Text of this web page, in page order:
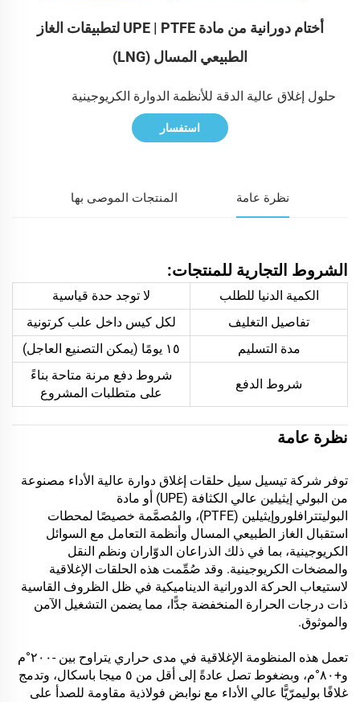
أختام دورانية من مادة UPE | PTFE لتطبيقات الغاز
الطبيعي المسال (LNG)
حلول إغلاق عالية الدقة للأنظمة الدوارة الكريوجينية
استفسار
نظرة عامة المنتجات الموصى بها
الشروط التجارية للمنتجات:
الكمية الدنيا للطلب
لا توجد حدة قياسية
تفاصيل التغليف
لكل كيس داخل علب كرتونية
مدة التسليم
١٥ يومًا (يمكن التصنيع العاجل)
شروط الدفع
شروط دفع مرنة متاحة بناءً
على متطلبات المشروع
نظرة عامة
توفر شركة تيسيل سيل حلقات إغلاق دوارة عالية الأداء مصنوعة
من البولي إيثيلين عالي الكثافة (UPE) أو مادة
البوليتترافلوروإيثيلين (PTFE)، والمُصمَّمة خصيصًا لمحطات
استقبال الغاز الطبيعي المسال وأنظمة التعامل مع السوائل
الكريوجينية، بما في ذلك الذراعان الدوّاران ونظم النقل
والمضخات الكريوجينية. وقد صُمِّمت هذه الحلقات الإغلاقية
لاستيعاب الحركة الدورانية الديناميكية في ظل الظروف القاسية
ذات درجات الحرارة المنخفضة جدًّا، مما يضمن التشغيل الآمن
والموثوق.
تعمل هذه المنظومة الإغلاقية في مدى حراري يتراوح بين -٢٠٠°م
و+٨٠°م، وبضغوط تصل عادةً إلى أقل من ٥ ميجا باسكال، وتدمج
غلافًا بوليمرّيًّا عالي الأداء مع نوابض فولاذية مقاومة للصدأ على